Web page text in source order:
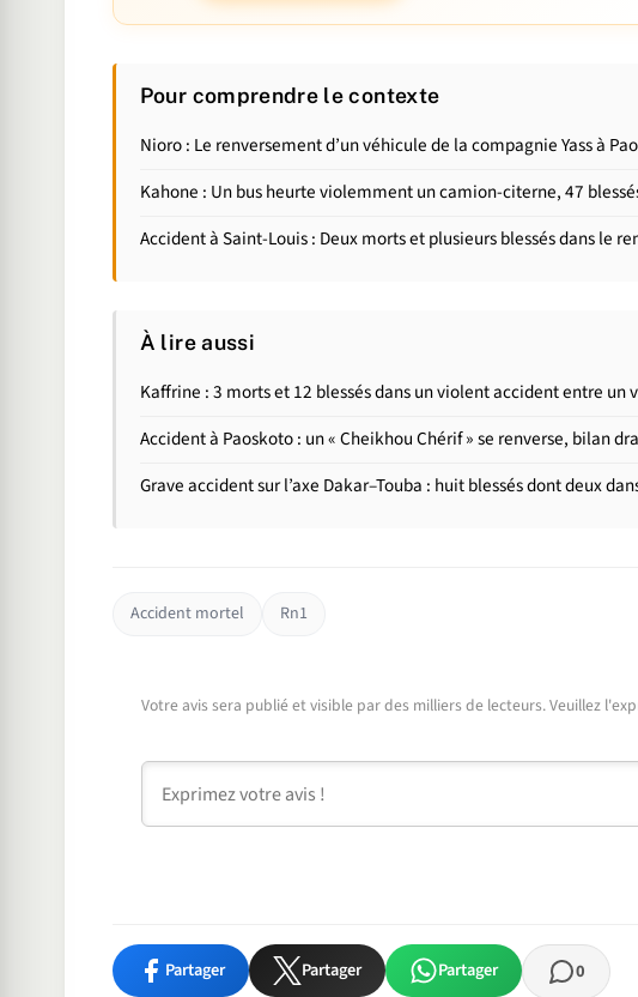
Pour comprendre le contexte
Nioro : Le renversement d’un véhicule de la compagnie Yass à
Kahone : Un bus heurte violemment un camion-citerne, 47
Accident à Saint-Louis : Deux morts et plusieurs blessés dans le
À lire aussi
Kaffrine : 3 morts et 12 blessés dans un violent accident entre
Accident à Paoskoto : un « Cheikhou Chérif » se renverse, bilan
Grave accident sur l’axe Dakar–Touba : huit blessés dont deux
Accident mortel Rn1
Votre avis sera publié et visible par des milliers de lecteurs. Veuillez
Partager Partager Partager 0